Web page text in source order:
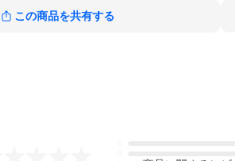
この商品を共有する